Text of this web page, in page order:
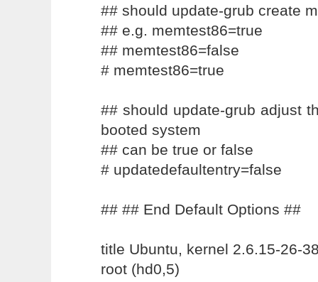
## should update-grub create
## e.g. memtest86=true
## memtest86=false
# memtest86=true
## should update-grub adjust
booted system
## can be true or false
# updatedefaultentry=false
## ## End Default Options ##
title Ubuntu, kernel 2.6.15-26-
root (hd0,5)